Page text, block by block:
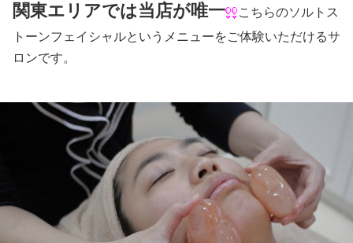
関東エリアでは当店が唯一
こちらのソルトス
トーンフェイシャルというメニューをご体験いただけるサ
ロンです。